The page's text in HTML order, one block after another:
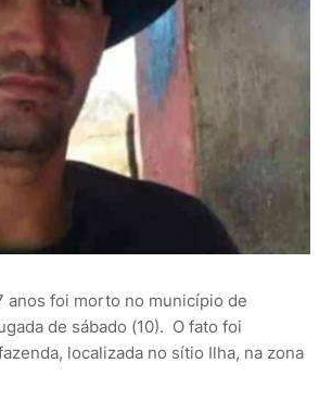
anos foi morto no município de
de sábado (10). O fato foi
localizada no sítio Ilha, na zona